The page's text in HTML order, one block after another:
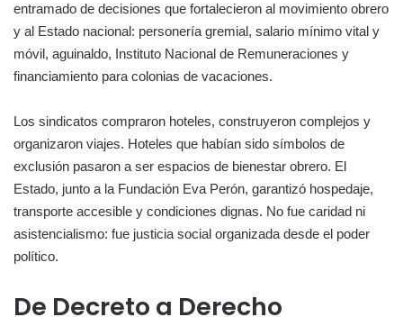
entramado de decisiones que fortalecieron al movimiento obrero
y al Estado nacional: personería gremial, salario mínimo vital y
móvil, aguinaldo, Instituto Nacional de Remuneraciones y
financiamiento para colonias de vacaciones.
Los sindicatos compraron hoteles, construyeron complejos y
organizaron viajes. Hoteles que habían sido símbolos de
exclusión pasaron a ser espacios de bienestar obrero. El
Estado, junto a la Fundación Eva Perón, garantizó hospedaje,
transporte accesible y condiciones dignas. No fue caridad ni
asistencialismo: fue justicia social organizada desde el poder
político.
De Decreto a Derecho